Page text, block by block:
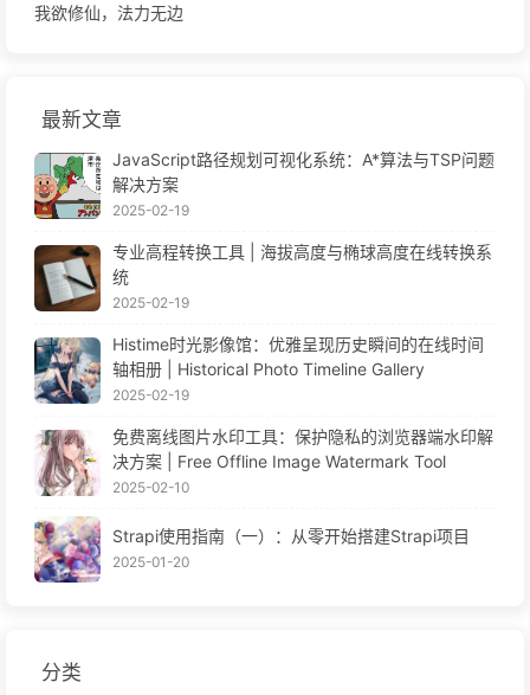
我欲修仙，法力无边
最新文章
JavaScript路径规划可视化系统：A*算法与TSP问题
解决方案
2025-02-19
专业高程转换工具 | 海拔高度与椭球高度在线转换系
统
2025-02-19
Histime时光影像馆：优雅呈现历史瞬间的在线时间
轴相册 | Historical Photo Timeline Gallery
2025-02-19
免费离线图片水印工具：保护隐私的浏览器端水印解
决方案 | Free Offline Image Watermark Tool
2025-02-10
Strapi使用指南（一）：从零开始搭建Strapi项目
2025-01-20
分类